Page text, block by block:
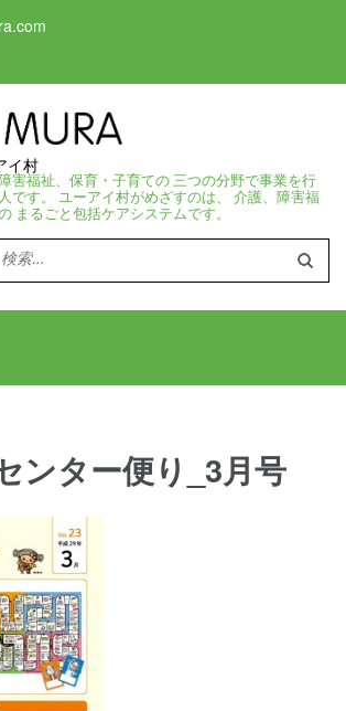
イ村
害福祉、保育・子育ての 三つの分野で事業を行
です。 ユーアイ村がめざすのは、 介護、障害福
まるごと包括ケアシステムです。
検
:
ンター便り_3月号